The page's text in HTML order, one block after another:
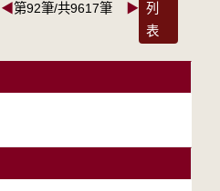
◀第92筆/共9617筆 ▶ 列
表